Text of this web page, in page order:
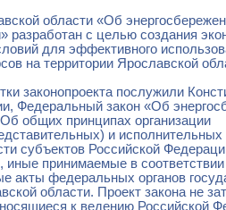
области «Об
разработан с целью создания
для эффективного
на территории Ярославской
законопроекта послужили
Федеральный закон «Об
общих принципах организации
и исполнительных
субъектов Российской
принимаемые в
акты федеральных органов
области. Проект закона не
к ведению Российской